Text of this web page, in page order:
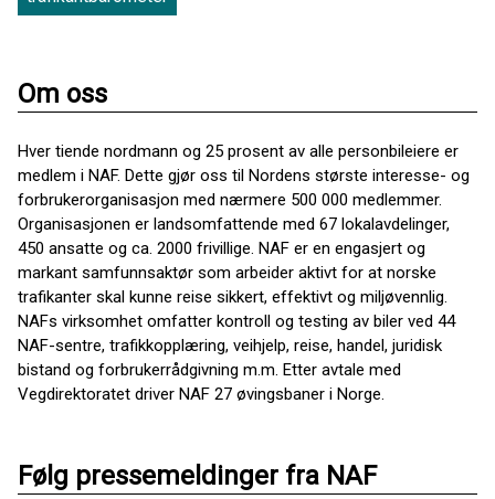
Om oss
Hver tiende nordmann og 25 prosent av alle personbileiere er
medlem i NAF. Dette gjør oss til Nordens største interesse- og
forbrukerorganisasjon med nærmere 500 000 medlemmer.
Organisasjonen er landsomfattende med 67 lokalavdelinger,
450 ansatte og ca. 2000 frivillige. NAF er en engasjert og
markant samfunnsaktør som arbeider aktivt for at norske
trafikanter skal kunne reise sikkert, effektivt og miljøvennlig.
NAFs virksomhet omfatter kontroll og testing av biler ved 44
NAF-sentre, trafikkopplæring, veihjelp, reise, handel, juridisk
bistand og forbrukerrådgivning m.m. Etter avtale med
Vegdirektoratet driver NAF 27 øvingsbaner i Norge.
Følg pressemeldinger fra NAF